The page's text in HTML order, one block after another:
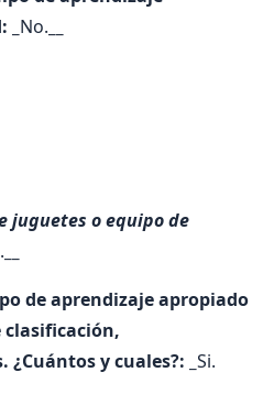
No.
juguetes o equipo de
de aprendizaje apropiado
clasificación,
y cuales?: _ Si.